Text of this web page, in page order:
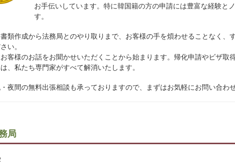
お手伝いしています。特に韓国籍の方の申請には豊富な経験と
す。
類作成から法務局とのやり取りまで、お客様の手を煩わせることなく、
い。
客様のお話をお聞かせいただくことから始まります。帰化申請やビザ取
、私たち専門家がすべて解消いたします。
夜間の無料出張相談も承っておりますので、まずはお気軽にお問い合わせ
局